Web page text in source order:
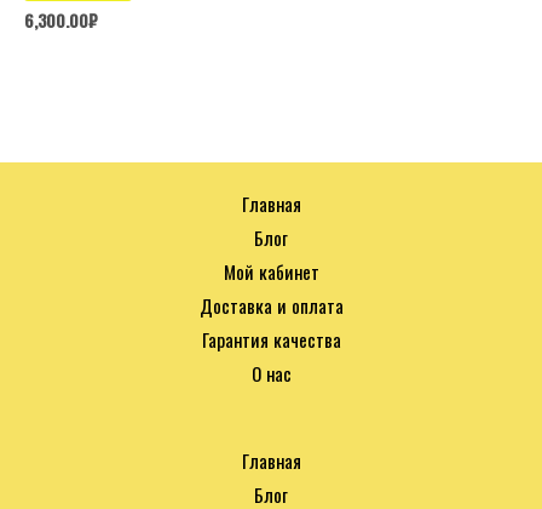
6,300.00₽
Главная
Блог
Мой кабинет
Доставка и оплата
Гарантия качества
О нас
Главная
Блог